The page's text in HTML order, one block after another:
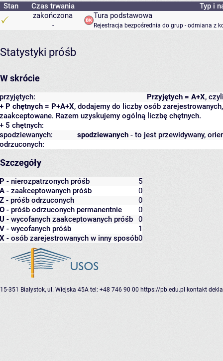
Stan
Czas trwania
Typ i
zakończona
-
Tura podstawowa
Rejestracja bezpośrednia do grup - odmiana z
Statystyki próśb
W skrócie
Przyjętych = A+X,
przyjętych:
+ P chętnych = P+A+X, dodajemy do liczby osób
zaakceptowane. Razem uzyskujemy ogólną liczbę chętnych.
+ 5 chętnych:
spodziewanych - to jest przewidywany,
spodziewanych:
odrzuconych:
Szczegóły
P - nierozpatrzonych próśb
5
A - zaakceptowanych próśb
0
Z - próśb odrzuconych
0
O - próśb odrzuconych permanentnie
0
U - wycofanych zaakceptowanych próśb
0
V - wycofanych próśb
1
X - osób zarejestrowanych w inny sposób0
15-351 Białystok, ul. Wiejska 45A tel: +48 746 90 00 https://pb.edu.pl kontakt